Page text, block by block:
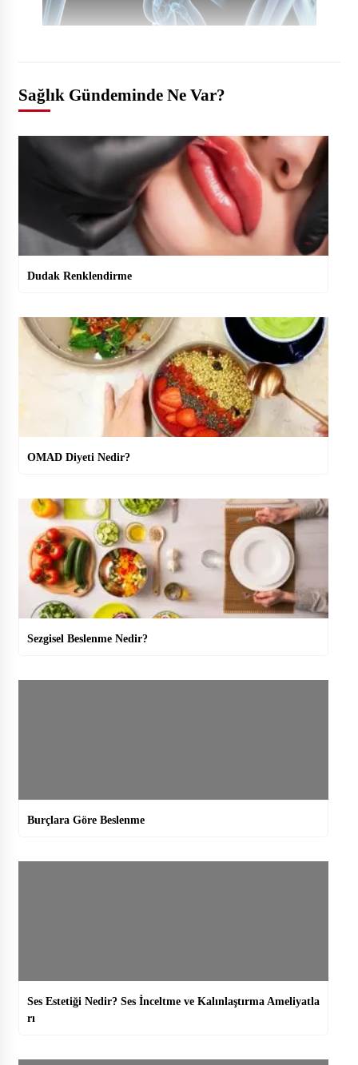
Sağlık Gündeminde Ne Var?
Dudak Renklendirme
OMAD Diyeti Nedir?
Sezgisel Beslenme Nedir?
Burçlara Göre Beslenme
Ses Estetiği Nedir? Ses İnceltme ve Kalınlaştırma Ameliyatla
rı